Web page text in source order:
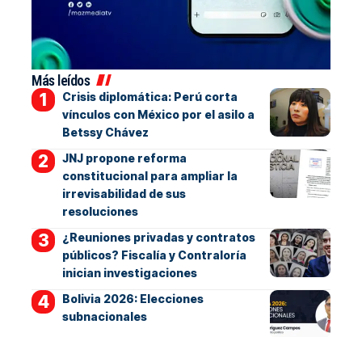
Más leídos
Crisis diplomática: Perú corta
vínculos con México por el asilo a
Betssy Chávez
JNJ propone reforma
constitucional para ampliar la
irrevisabilidad de sus
resoluciones
¿Reuniones privadas y contratos
públicos? Fiscalía y Contraloría
inician investigaciones
Bolivia 2026: Elecciones
subnacionales